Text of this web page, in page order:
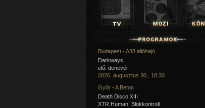
Budapest - A38 állóhajó
Darkways
elő: denevér
2026. augusztus 30., 18:30
Győr - A Beton
Death Disco XIII
XTR Human, Blokkontroll